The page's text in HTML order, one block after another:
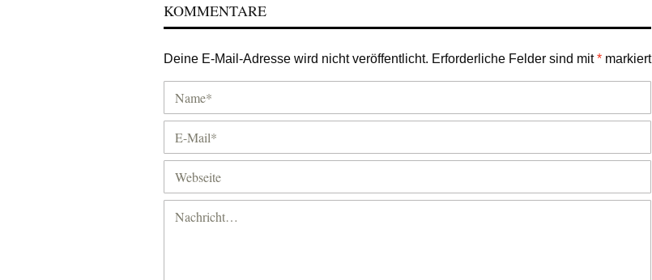
KOMMENTARE
Deine E-Mail-Adresse wird nicht veröffentlicht. Erforderliche Felder sind mit* markiert